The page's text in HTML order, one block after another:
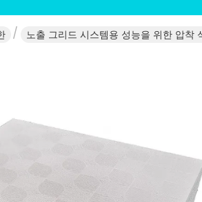
노출 그리드 시스템용 성능을 위한 압착